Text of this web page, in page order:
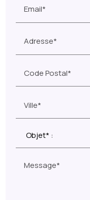
Email*
Adresse*
Code Postal*
Ville*
Message*